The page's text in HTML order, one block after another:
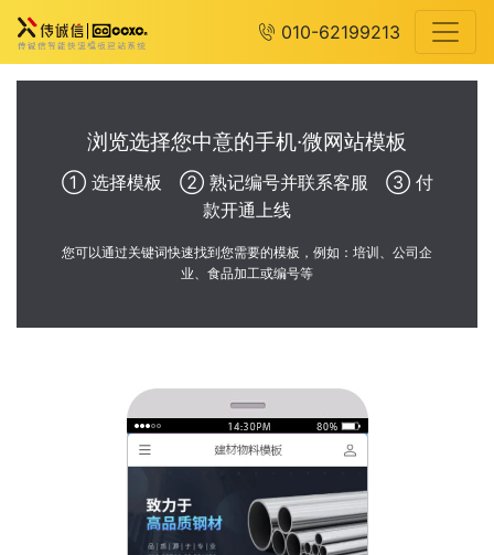
010-62199213
浏览选择您中意的手机·微网站模板
① 选择模板 ② 熟记编号并联系客服 ③ 付
款开通上线
您可以通过关键词快速找到您需要的模板，例如：培训、公司企
业、食品加工或编号等